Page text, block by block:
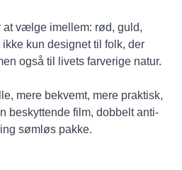
at vælge imellem: rød, guld,
kun designet til folk, der
også til livets farverige natur.
mere bekvemt, mere praktisk,
beskyttende film, dobbelt anti-
sømløs pakke.